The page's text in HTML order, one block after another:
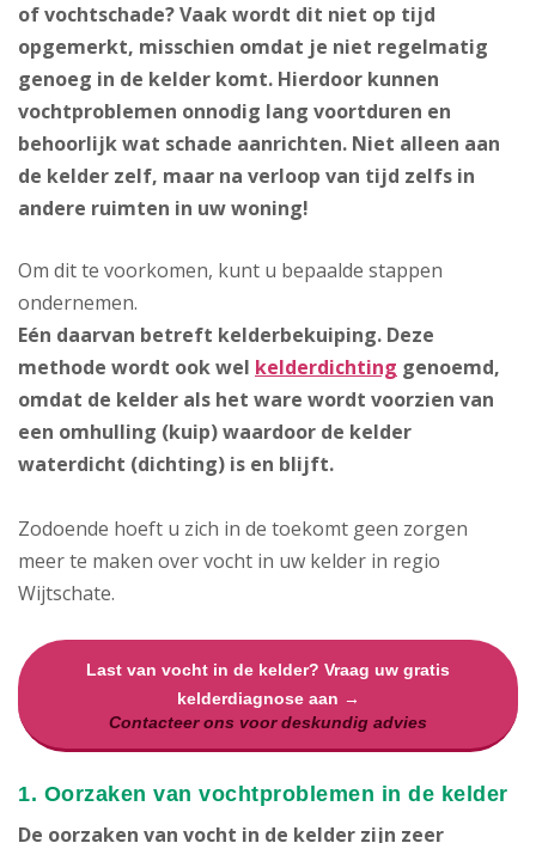
of vochtschade? Vaak wordt dit niet op tijd
opgemerkt, misschien omdat je niet regelmatig
genoeg in de kelder komt. Hierdoor kunnen
vochtproblemen onnodig lang voortduren en
behoorlijk wat schade aanrichten. Niet alleen aan
de kelder zelf, maar na verloop van tijd zelfs in
andere ruimten in uw woning!
Om dit te voorkomen, kunt u bepaalde stappen
ondernemen.
Eén daarvan betreft kelderbekuiping. Deze
methode wordt ook wel kelderdichting genoemd,
omdat de kelder als het ware wordt voorzien van
een omhulling (kuip) waardoor de kelder
waterdicht (dichting) is en blijft.
Zodoende hoeft u zich in de toekomt geen zorgen
meer te maken over vocht in uw kelder in regio
Wijtschate.
Last van vocht in de kelder? Vraag uw gratis
kelderdiagnose aan →
Contacteer ons voor deskundig advies
1. Oorzaken van vochtproblemen in de kelder
De oorzaken van vocht in de kelder zijn zeer